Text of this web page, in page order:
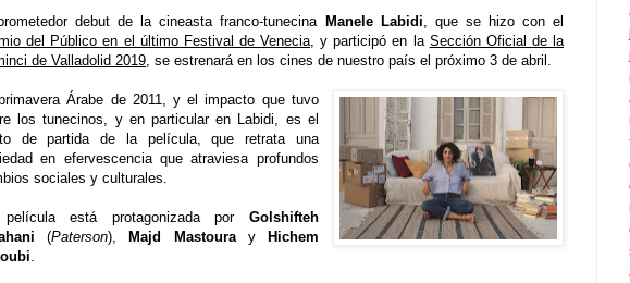
debut de la cineasta franco-tunecina Manele Labidi, que se hizo con el
del Público en el último Festival de Venecia, y participó en la Sección Oficial de la
de Valladolid 2019, se estrenará en los cines de nuestro país el próximo 3 de abril.
Árabe de 2011, y el impacto que tuvo
los tunecinos, y en particular en Labidi, es el
de partida de la película, que retrata una
en efervescencia que atraviesa profundos
sociales y culturales.
está protagonizada por Golshifteh
(Paterson), Majd Mastouray
Hichem
.